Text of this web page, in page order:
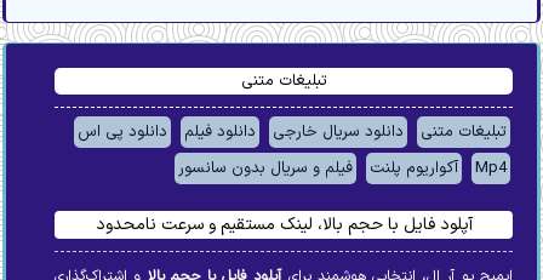
تبلیغات متنی
تبلیغات متنی دانلود سریال خارجی دانلود فیلم
دانلود پی اس
Mp4
آکواریوم پلنت فیلم و سریال بدون سانسور
آپلود فایل با حجم بالا، لینک مستقیم و سرعت نامحدود